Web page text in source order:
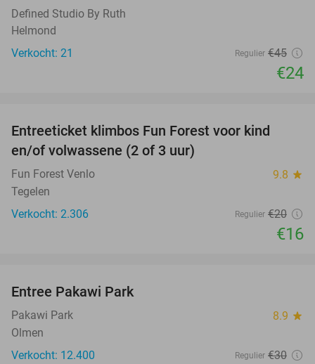
Defined Studio By Ruth
Helmond
Verkocht: 21
Regulier €45
€24
Entreeticket klimbos Fun Forest voor kind
en/of volwassene (2 of 3 uur)
Fun Forest Venlo 9.8 star
Tegelen
Verkocht: 2.306
Regulier €20
€16
Entree Pakawi Park
Pakawi Park 8.9 star
Olmen
Verkocht: 12.400
Regulier €30